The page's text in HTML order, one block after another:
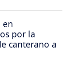
en
por la
canterano a